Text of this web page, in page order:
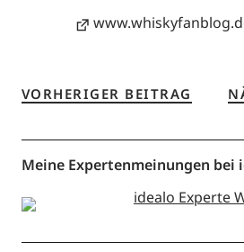
VORHERIGER BEITRAG
Meine Expertenmeinungen bei